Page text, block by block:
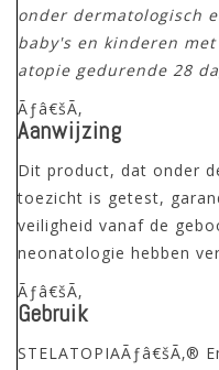
onder dermatologisch
baby's en kinderen
atopie gedurende 28
Ãƒâ€šÃ‚
Aanwijzing
Dit product, dat onder
toezicht is getest,
veiligheid vanaf de
neonatologie hebben
Ãƒâ€šÃ‚
Gebruik
STELATOPIAÃƒâ€šÃ‚®